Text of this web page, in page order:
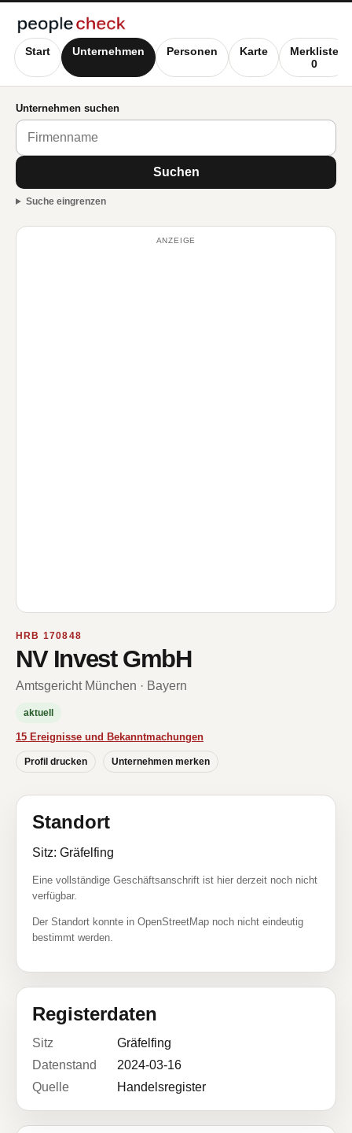
Start Unternehmen Personen Karte
Merkliste
0
Unternehmen suchen
Suchen
Suche eingrenzen
ANZEIGE
HRB 170848
NV Invest GmbH
Amtsgericht München · Bayern
aktuell
15 Ereignisse und Bekanntmachungen
Profil drucken Unternehmen merken
Standort
Sitz: Gräfelfing
Eine vollständige Geschäftsanschrift ist hier derzeit noch nicht
verfügbar.
Der Standort konnte in OpenStreetMap noch nicht eindeutig
bestimmt werden.
Registerdaten
Sitz
Gräfelfing
Datenstand
2024-03-16
Quelle
Handelsregister